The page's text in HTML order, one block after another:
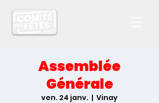
Assemblée
Générale
ven. 24 janv.
  |
Vinay